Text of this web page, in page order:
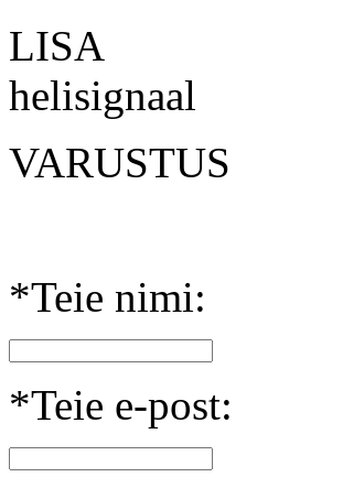
LISA
helisignaal
*Teie nimi:
*Teie e-post: